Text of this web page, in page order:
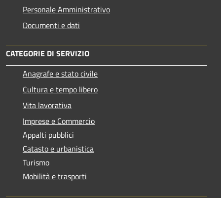
Personale Amministrativo
Documenti e dati
CATEGORIE DI SERVIZIO
Anagrafe e stato civile
Cultura e tempo libero
Vita lavorativa
Imprese e Commercio
Appalti pubblici
Catasto e urbanistica
Turismo
Mobilità e trasporti